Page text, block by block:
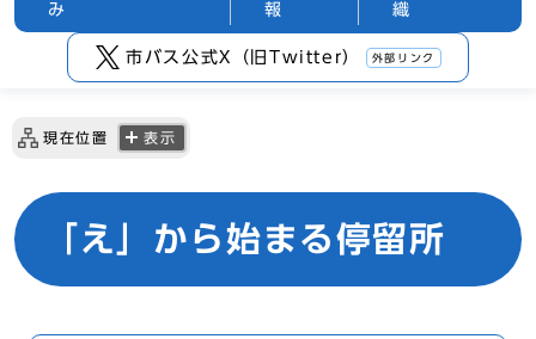
み
報
織
市バス公式X（旧Twitter） 外部リンク
現在位置 表示
「え」から始まる停留所